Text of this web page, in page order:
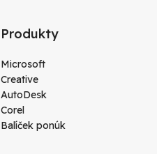
Produkty
Microsoft
Creative
AutoDesk
Corel
Balíček ponúk